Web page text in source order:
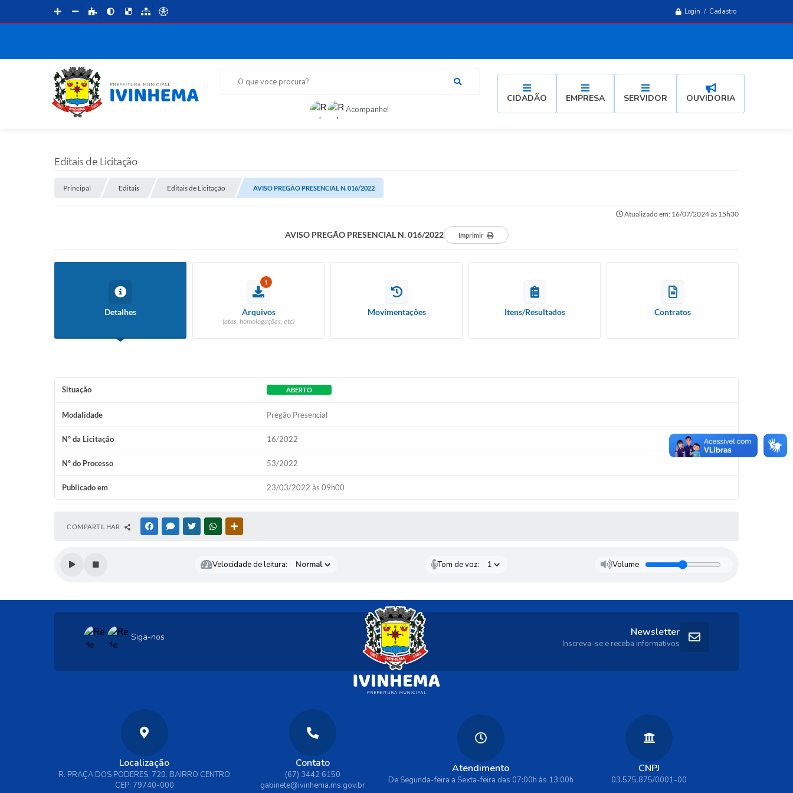
Login / Cadastro
O que voce procura?
Acompanhe!
CIDADÃO EMPRESA SERVIDOR OUVIDORIA
Editais de Licitação
Principal Editais Editais de Licitação AVISO PREGÃO PRESENCIAL N. 016/2022
Atualizado em: 16/07/2024 às 15h30
AVISO PREGÃO PRESENCIAL N. 016/2022 Imprimir
Detalhes
1
Arquivos
(atas, homologações, etc)
Movimentações Itens/Resultados Contratos
Situação ABERTO
Modalidade Pregão Presencial
Nº da Licitação 16/2022
Nº do Processo 53/2022
Publicado em 23/03/2022 às 09h00
COMPARTILHAR FACEBOOKMESSENGER
TWITTERWHATSAPP
Velocidade de leitura: Tom de voz: Volume
Siga-nos
Localização
R. PRAÇA DOS PODERES, 720. BAIRRO CENTRO
CEP: 79740-000
Contato
(67) 3442 6150
gabinete@ivinhema.ms.gov.br
Atendimento
De Segunda-feira a Sexta-feira das 07:00h às 13:00h
CNPJ
03.575.875/0001-00
Newsletter
Inscreva-se e receba informativos